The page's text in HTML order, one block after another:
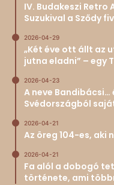
IV. Budakeszi
Suzukival a Sződy
2026-04-29
„Két éve ott állt az
jutna eladni” – egy
2026-04-23
A neve
Svédországból
2026-04-21
Az öreg 104-es, aki
2026-04-21
Fa alól a dobogó
története, ami